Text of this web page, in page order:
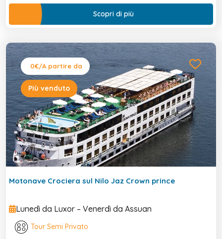
Scopri di più
0€/A partire da
Più venduto
Motonave Crociera sul Nilo Jaz Crown prince
Lunedì da Luxor – Venerdì da Assuan
Tour Semi Privato